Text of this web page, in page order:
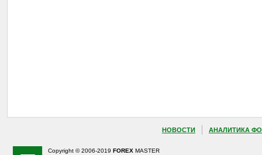
НОВОСТИ АНАЛИТИКА
Copyright © 2006-2019 FOREX MASTER